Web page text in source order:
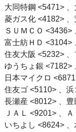
同特鋼 <5471>
ガス化 <4182>
ＵＭＣＯ <3436>
士紡ＨＤ <3104>
友大阪 <5232>
うちょ銀 <7182>
本マイクロ
友ゴ <5110> 、
瀬産 <8012> 、
ＡＬ <9201> 、Ａ
ちよし <8624>